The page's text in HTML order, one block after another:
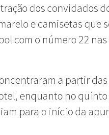
dos convidados
e camisetas que
com o número 22 nas
a partir
enquanto no
para o início da